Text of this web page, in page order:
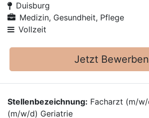
Duisburg
Medizin, Gesundheit, Pflege
Vollzeit
Jetzt Bewerben
Stellenbezeichnung: Facharzt (m/
(m/w/d) Geriatrie